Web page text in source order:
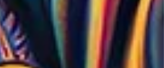
aujourd'hui à expliquer rationnellement.
Un corps malade, une intention claire
Ce jour-là, j'étais dans un état physique
lamentable. Depuis plusieurs semaines,
une infection tenace s'était instal